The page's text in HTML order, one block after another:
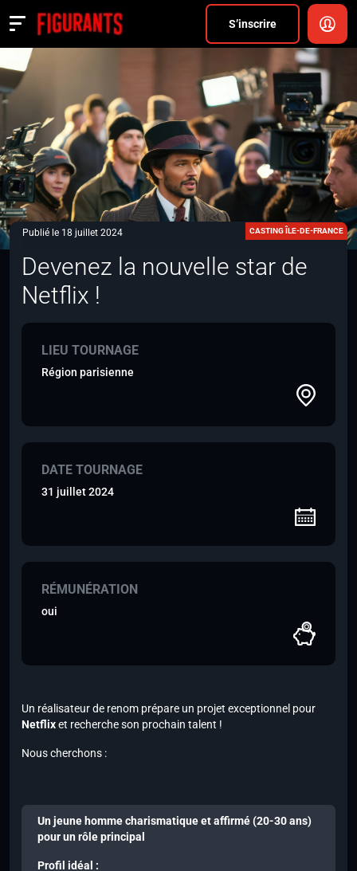
S’inscrire
Actualités
ANNONCER
FAQ
S’inscrire
CONNEXION
Publié le 18 juillet 2024 CASTING ÎLE-DE-FRANCE
Devenez la nouvelle star de
Netflix !
LIEU TOURNAGE
Région parisienne
DATE TOURNAGE
31 juillet 2024
RÉMUNÉRATION
oui
Un réalisateur de renom prépare un projet exceptionnel pour
Netflixet recherche son prochain talent !
Nous cherchons :
Un jeune homme charismatique et affirmé (20-30 ans)
pour un rôle principal
Profil idéal :